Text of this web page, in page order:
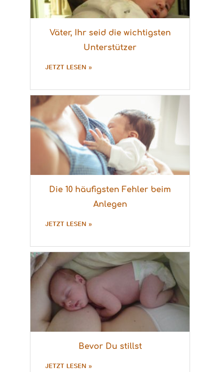
Väter, Ihr seid die wichtigsten
Unterstützer
JETZT LESEN »
Die 10 häufigsten Fehler beim
Anlegen
JETZT LESEN »
Bevor Du stillst
JETZT LESEN »